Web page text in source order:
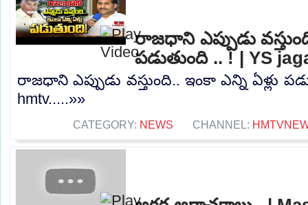
రాజధాని ఎప్పుడు
పడుతుంది .. ! | YS
రాజధాని ఎప్పుడు వస్తుంది.. ఇంకా ఎన్ని ఏళ్లు
hmtv.....»»
CATEGORY: NEWS CHANNEL: